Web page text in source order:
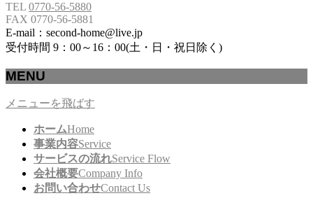
TEL 0770-56-5880
FAX 0770-56-5881
E-mail：second-home@live.jp
受付時間 9：00～16：00(土・日・祝日除く)
MENU
メニューを飛ばす
ホームHome
事業内容Service
サービスの流れService Flow
会社概要Company Info
お問い合わせContact Us